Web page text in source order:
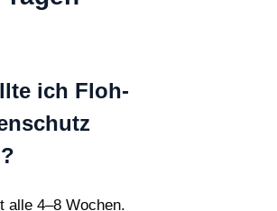
ich Floh-
alle 4–8 Wochen.